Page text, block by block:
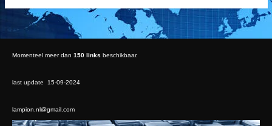
Momenteel meer dan 150 links beschikbaar.
last update 15-09-2024
lampion.nl@gmail.com